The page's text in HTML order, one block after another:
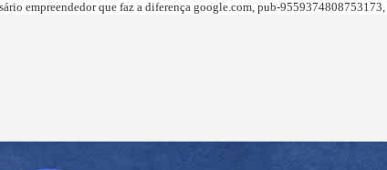
empreendedor que faz a diferença google.com, pub-